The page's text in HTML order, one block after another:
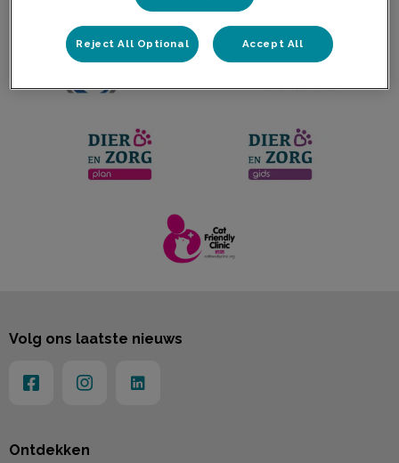
Ontdekken
Volg ons laatste nieuws
Reject All Optional Accept All